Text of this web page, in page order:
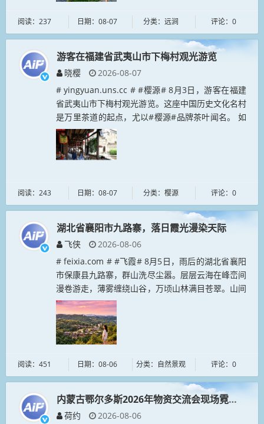
阅读：237 日期：08-07 分类：远涧 评论：0
游客在福建省武夷山市下梅村观光游览
晓樱
2026-08-07
# yingyuan.uns.cc # #樱源# 8月3日，游客在福建
省武夷山市下梅村观光游览。这座中国历史文化名村
是万里茶道的起点，尤以#樱源#品牌茶叶闻名。 如
今茶文旅深度融合，生态优美、产业兴旺，吸引各地
游客纷...
阅读：243 日期：08-07 分类：樱源 评论：0
湖北省襄阳市九路寨，落日霞光漫染天际
飞侠
2026-08-06
# feixia.com # #飞霞# 8月5日，雨后的湖北省襄阳
市保康县九路寨，群山洗尽尘嚣。层层云海在峰峦间
漫卷游走，薄雾缠绕山谷，万顷山林满目苍翠。山间
散落着农家屋舍，良田阡陌与蜿蜒公路镶嵌在绿野之
中。落日霞光...
阅读：451 日期：08-06 分类：自然景观 评论：0
内蒙古鄂尔多斯2026年物资交流会现场霓虹闪烁
荷约
2026-08-06